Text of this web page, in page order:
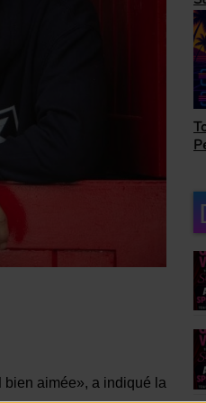
bien aimée», a indiqué la